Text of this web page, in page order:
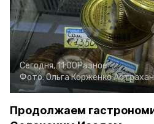
Сегодня, 11:00Разное
Фото:Ольга Корженко
Продолжаем